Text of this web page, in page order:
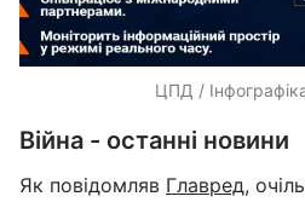
ЦПД /
Війна - останні новини
Як повідомляв Главред,